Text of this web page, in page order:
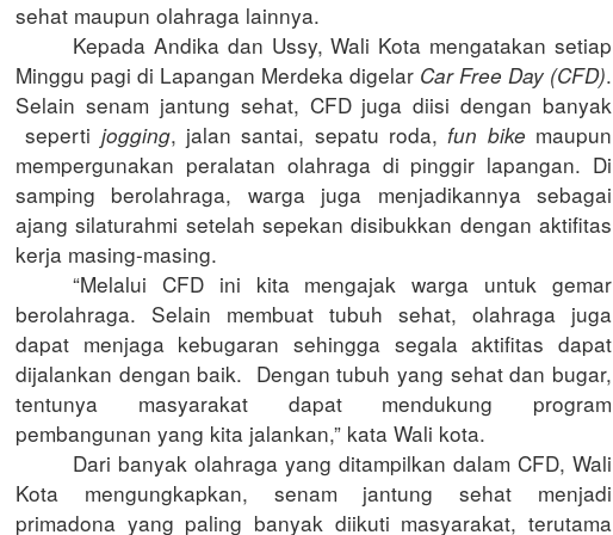
sehat maupun olahraga lainnya.
Kepada Andika dan Ussy, Wali Kota mengatakan setiap
Minggu pagi di Lapangan Merdeka digelar Car Free Day (CFD).
Selain senam jantung sehat, CFD juga diisi dengan banyak
seperti jogging, jalan santai, sepatu roda, fun bike maupun
mempergunakan peralatan olahraga di pinggir lapangan. Di
samping berolahraga, warga juga menjadikannya sebagai
ajang silaturahmi setelah sepekan disibukkan dengan aktifitas
kerja masing-masing.
“Melalui CFD ini kita mengajak warga untuk gemar
berolahraga. Selain membuat tubuh sehat, olahraga juga
dapat menjaga kebugaran sehingga segala aktifitas dapat
dijalankan dengan baik. Dengan tubuh yang sehat dan bugar,
tentunya masyarakat dapat mendukung program
pembangunan yang kita jalankan,” kata Wali kota.
Dari banyak olahraga yang ditampilkan dalam CFD, Wali
Kota mengungkapkan, senam jantung sehat menjadi
primadona yang paling banyak diikuti masyarakat, terutama